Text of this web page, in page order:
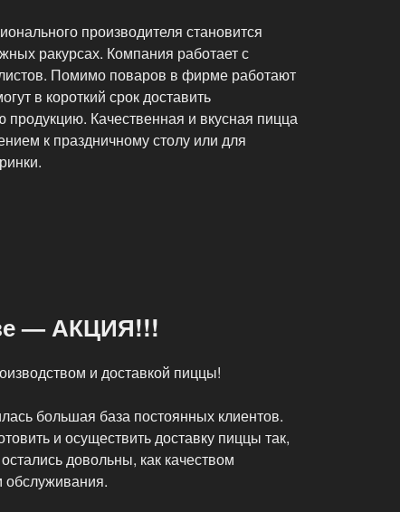
производителя становится
ракурсах. Компания работает с
Помимо поваров в фирме работают
в короткий срок доставить
Качественная и вкусная пицца
к праздничному столу или для
— АКЦИЯ!!!
и доставкой пиццы!
большая база постоянных клиентов.
и осуществить доставку пиццы так,
довольны, как качеством
обслуживания.